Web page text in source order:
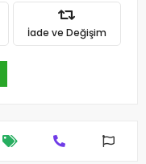
İade ve Değişim